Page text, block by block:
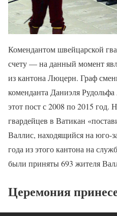
Комендантом швейцарской
счету — на данный момент
из кантона Люцерн. Граф
коменданта Даниэля
этот пост с 2008 по 2015 год.
гвардейцев в Ватикан
Валлис, находящийся на юго-
года из этого кантона на
были приняты 693 жителя
Церемония